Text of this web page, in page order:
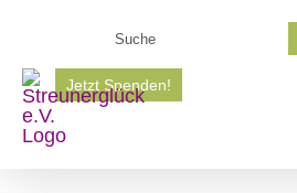
springen
Jetzt Spenden!